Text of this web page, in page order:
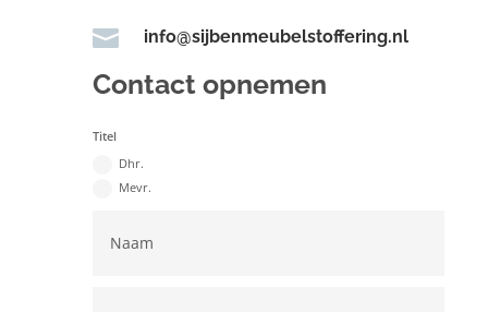
 info@sijbenmeubelstoffering.nl
Contact opnemen
Titel
Dhr.
Mevr.